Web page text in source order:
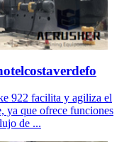
922 facilita y agiliza el
ya que ofrece funciones
de ...